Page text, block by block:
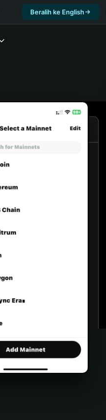
Beralih ke English